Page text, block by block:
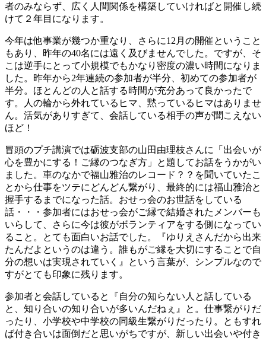
者のみならず、広く人間関係を構築していければと開催し続
けて２年目になります。
今年は他事業が幾つか重なり、さらに12月の開催ということ
もあり、昨年の40名には遠く及びませんでした。ですが、そ
こは逆手にとって小規模でもかなり密度の濃い時間になりま
した。昨年から2年連続の参加者が半分、初めての参加者が
半分。ほとんどの人と話する時間が充分あって良かったで
す。人の輪から外れているヒマ、黙っているヒマはありませ
ん。活気がありすぎて、会話している相手の声が聞こえない
ほど！
冒頭のプチ講演では砺波支部の山田由理枝さんに「出会いが
心を豊かにする！ご縁のつなぎ方」と題してお話をうかがい
ました。車のなかで福山雅治のレコード？？を聞いていたこ
とから仕事をツテにどんどん繋がり、最終的には福山雅治と
握手するまでになった話。おせっ会のお世話をしている
話・・・参加者にはおせっ会がご縁で結婚されたメンバーも
いらして、さらに今は彼がボランティアをする側になってい
ること。とても面白いお話でした。『ゆりえさんだから出来
たんだよというのは違う。誰もがご縁を大切にすることで自
分の想いは実現されていく』という言葉が、シンプルなので
すがとても印象に残ります。
参加者と会話していると『自分の知らない人と話している
と、知り合いの知り合いが多いんだねぇ』と。仕事繋がりだ
ったり、小学校や中学校の同級生繋がりだったり。ともすれ
ば付き合いは面倒だと思いがちですが、新しい出会いや付き